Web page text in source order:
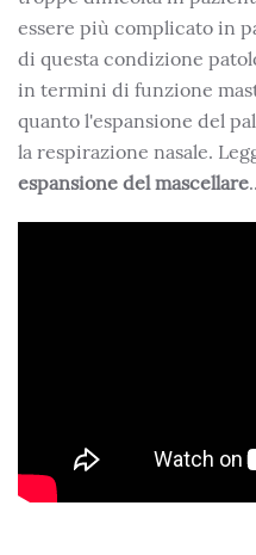
essere più complicato in
di questa condizione
in termini di funzione
quanto l'espansione del
la respirazione nasale.
espansione del mascellare